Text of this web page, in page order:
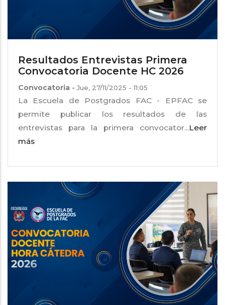
Resultados Entrevistas Primera
Convocatoria Docente HC 2026
Convocatoria -Jue, 27/11/2025 - 11:05
La Escuela de Postgrados FAC - EPFAC se
permite publicar los resultados de las
entrevistas para la primera convocator...Leer
más